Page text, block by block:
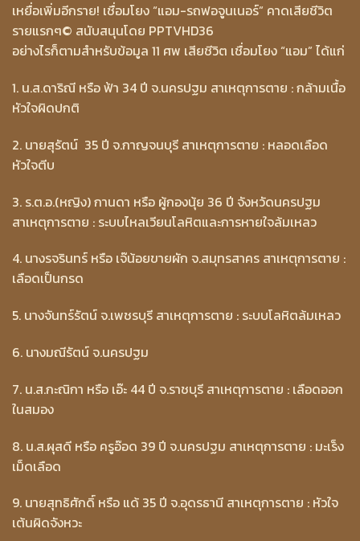
เหยื่อเพิ่มอีกราย! เชื่อมโยง “แอม-รถฟอจูนเนอร์” คาดเสียชีวิต
รายแรกๆ© สนับสนุนโดย PPTVHD36
อย่างไรก็ตามสำหรับข้อมูล 11 ศพ เสียชีวิต เชื่อมโยง “แอม” ได้แก่
1. น.ส.ดาริณี หรือ ฟ้า 34 ปี จ.นครปฐม สาเหตุการตาย : กล้ามเนื้อ
หัวใจผิดปกติ
2. นายสุรัตน์ 35 ปี จ.กาญจนบุรี สาเหตุการตาย : หลอดเลือด
หัวใจตีบ
3. ร.ต.อ.(หญิง) กานดา หรือ ผู้กองนุ้ย 36 ปี จังหวัดนครปฐม
สาเหตุการตาย : ระบบไหลเวียนโลหิตและการหายใจล้มเหลว
4. นางรจรินทร์ หรือ เจ๊น้อยขายผัก จ.สมุทรสาคร สาเหตุการตาย :
เลือดเป็นกรด
5. นางจันทร์รัตน์ จ.เพชรบุรี สาเหตุการตาย : ระบบโลหิตล้มเหลว
6. นางมณีรัตน์ จ.นครปฐม
7. น.ส.กะณิกา หรือ เอ๊ะ 44 ปี จ.ราชบุรี สาเหตุการตาย : เลือดออก
ในสมอง
8. น.ส.ผุสดี หรือ ครูอ๊อด 39 ปี จ.นครปฐม สาเหตุการตาย : มะเร็ง
เม็ดเลือด
9. นายสุทธิศักดิ์ หรือ แด้ 35 ปี จ.อุดรธานี สาเหตุการตาย : หัวใจ
เต้นผิดจังหวะ